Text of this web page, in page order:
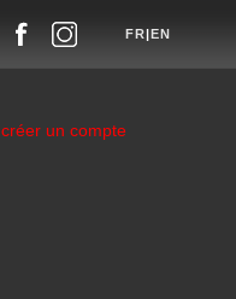
FR|EN
créer un compte